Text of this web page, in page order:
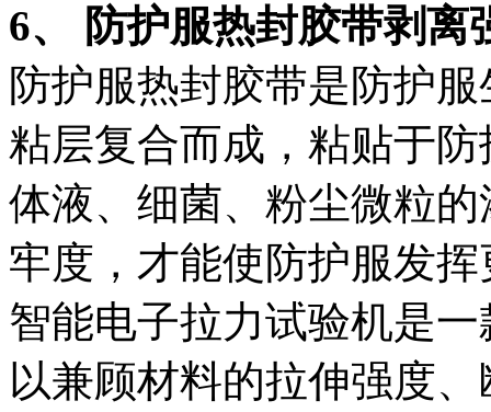
6、 防护服热封胶带剥离
防护服热封胶带是防护
粘层复合而成，粘贴于
体液、细菌、粉尘微粒
牢度，才能使防护服发
智能电子拉力试验机是
以兼顾材料的拉伸强度